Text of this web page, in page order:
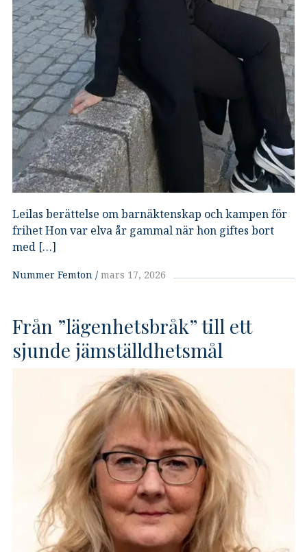
Leilas berättelse om barnäktenskap och kampen för
frihet Hon var elva år gammal när hon giftes bort
med […]
Nummer Femton mars 17, 2026
Från ”lägenhetsbråk” till ett
sjunde jämställdhetsmål